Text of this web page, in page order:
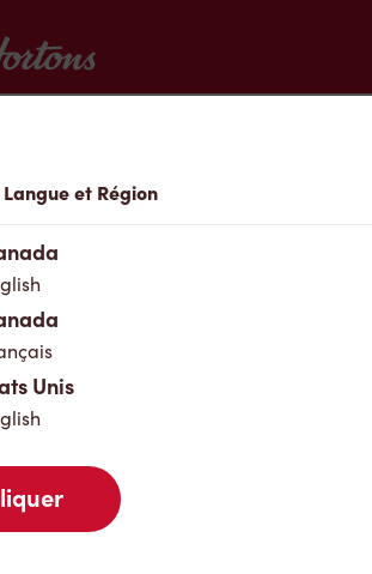
et Région
Unis